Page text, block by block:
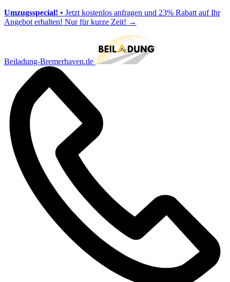
Umzugsspecial! • Jetzt kostenlos anfragen und 23% Rabatt auf Ihr
Angebot erhalten! Nur für kurze Zeit! →
Beiladung-Bremerhaven.de